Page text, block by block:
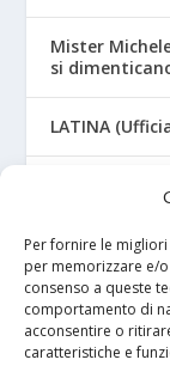
Per fornire le
per memorizzare e/
consenso a queste
comportamento di
acconsentire o
caratteristiche e
Mister
si
LATINA
CROTONE –
I NOSTRI